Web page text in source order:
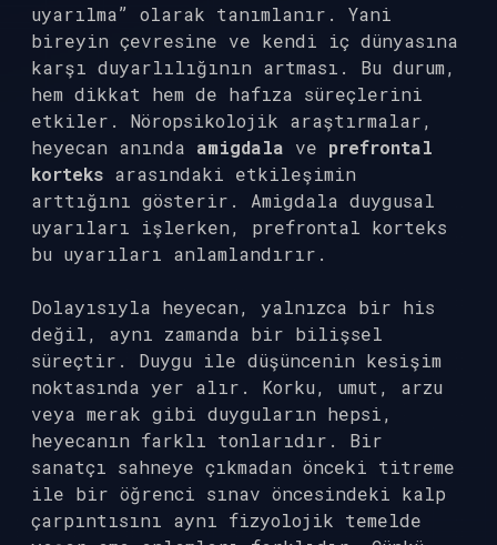
uyarılma” olarak tanımlanır. Yani
bireyin çevresine ve kendi iç dünyasına
karşı duyarlılığının artması. Bu durum,
hem dikkat hem de hafıza süreçlerini
etkiler. Nöropsikolojik araştırmalar,
heyecan anında amigdala ve prefrontal
korteks arasındaki etkileşimin
arttığını gösterir. Amigdala duygusal
uyarıları işlerken, prefrontal korteks
bu uyarıları anlamlandırır.
Dolayısıyla heyecan, yalnızca bir his
değil, aynı zamanda bir bilişsel
süreçtir. Duygu ile düşüncenin kesişim
noktasında yer alır. Korku, umut, arzu
veya merak gibi duyguların hepsi,
heyecanın farklı tonlarıdır. Bir
sanatçı sahneye çıkmadan önceki titreme
ile bir öğrenci sınav öncesindeki kalp
çarpıntısını aynı fizyolojik temelde